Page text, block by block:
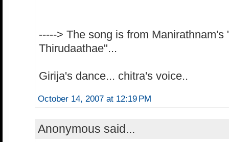
-----> The song is from Manirathnam's
Thirudaathae"...
Girija's dance... chitra's voice..
October 14, 2007 at 12:19 PM
Anonymous said...